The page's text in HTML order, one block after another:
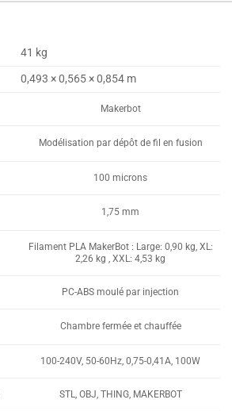
41 kg
0,493 × 0,565 × 0,854 m
Makerbot
Modélisation par dépôt de fil en fusion
100 microns
1,75 mm
Filament PLA MakerBot : Large: 0,90 kg, XL:
2,26 kg , XXL: 4,53 kg
PC-ABS moulé par injection
Chambre fermée et chauffée
100-240V, 50-60Hz, 0,75-0,41A, 100W
STL, OBJ, THING, MAKERBOT